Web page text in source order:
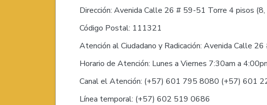
Dirección: Avenida Calle 26 # 59-51 Torre 4 pisos
Código Postal: 111321
Atención al Ciudadano y Radicación: Avenida Calle
Horario de Atención: Lunes a Viernes 7:30am a
Canal el Atención: (+57) 601 795 8080 (+57) 601
Línea temporal: (+57) 602 519 0686